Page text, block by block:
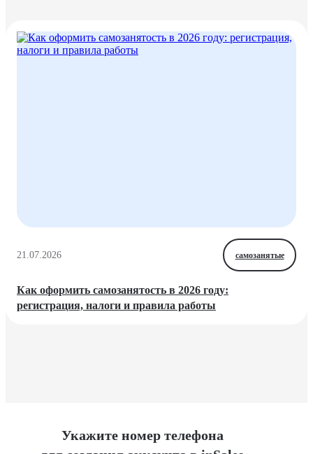
21.07.2026 самозанятые
Как оформить самозанятость в 2026 году:
регистрация, налоги и правила работы
Укажите номер телефона